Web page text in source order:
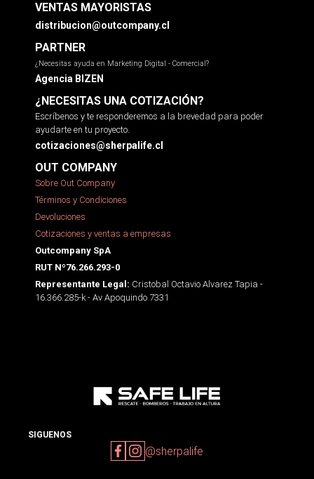
VENTAS MAYORISTAS
distribucion@outcompany.cl
PARTNER
¿Necesitas ayuda en Marketing Digital - Comercial?
Agencia BIZEN
¿NECESITAS UNA COTIZACIÓN?
Escríbenos y te responderemos a la brevedad para poder
ayudarte en tu proyecto.
cotizaciones@sherpalife.cl
OUT COMPANY
Sobre Out Company
Términos y Condiciones
Devoluciones
Cotizaciones y ventas a empresas
Outcompany SpA
RUT Nº76.266.293-0
Representante Legal: Cristobal Octavio Alvarez Tapia -
16.366.285-k - Av Apoquindo 7331
SIGUENOS
@sherpalife